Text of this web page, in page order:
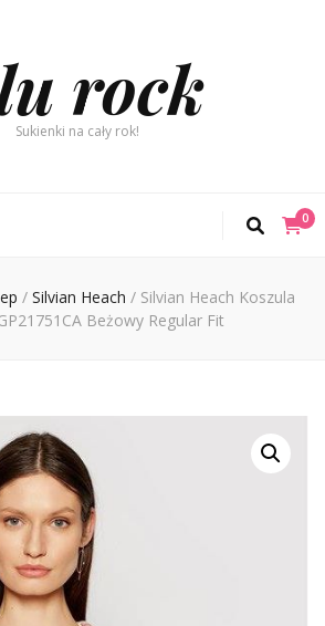
rock
Sukienki na cały rok!
0
/ Silvian Heach / Silvian Heach Koszula
Beżowy Regular Fit